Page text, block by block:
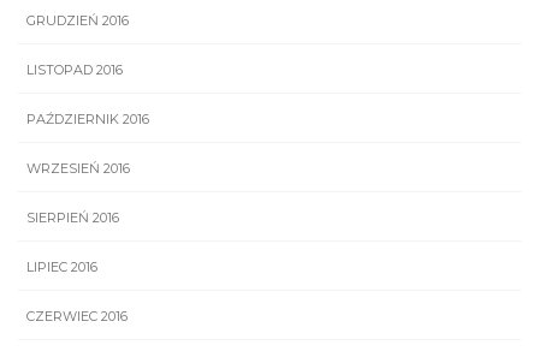
GRUDZIEŃ 2016
LISTOPAD 2016
PAŹDZIERNIK 2016
WRZESIEŃ 2016
SIERPIEŃ 2016
LIPIEC 2016
CZERWIEC 2016